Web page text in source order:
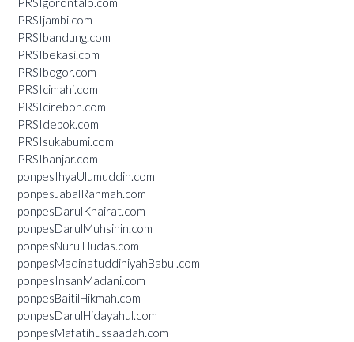
PRSIjambi.com
PRSIbandung.com
PRSIbekasi.com
PRSIbogor.com
PRSIcimahi.com
PRSIcirebon.com
PRSIdepok.com
PRSIsukabumi.com
PRSIbanjar.com
ponpesIhyaUlumuddin.com
ponpesJabalRahmah.com
ponpesDarulKhairat.com
ponpesDarulMuhsinin.com
ponpesNurulHudas.com
ponpesMadinatuddiniyahBabul.com
ponpesInsanMadani.com
ponpesBaitilHikmah.com
ponpesDarulHidayahul.com
ponpesMafatihussaadah.com